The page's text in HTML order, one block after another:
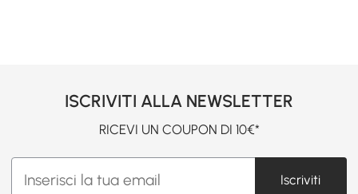
ISCRIVITI ALLA NEWSLETTER
RICEVI UN COUPON DI 10€*
Iscriviti